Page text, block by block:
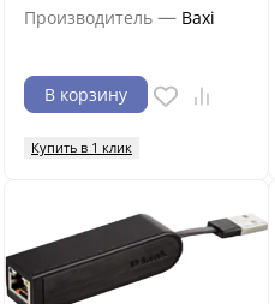
Производитель — Baxi
В корзину
Купить в 1 клик